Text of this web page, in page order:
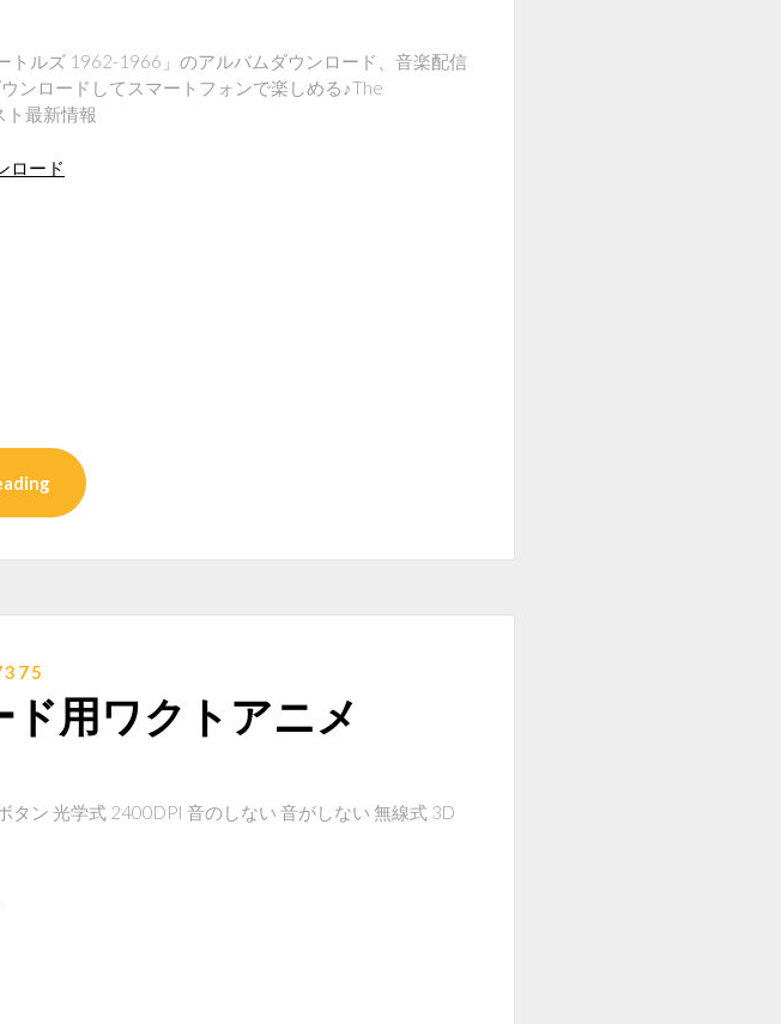
ルズ 1962-1966」のアルバムダウンロード、音楽配信
ンロードしてスマートフォンで楽しめる♪The
最新情報
ロード
用ワクトアニメ
タン 光学式 2400DPI 音のしない 音がしない 無線式 3D